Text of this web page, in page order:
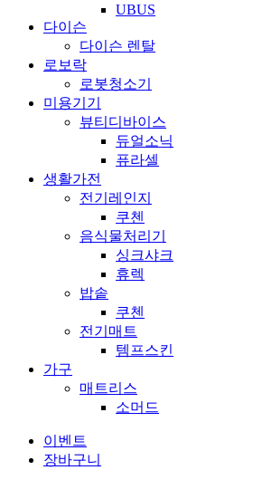
UBUS
다이슨
다이슨 렌탈
로보락
로봇청소기
미용기기
뷰티디바이스
듀얼소닉
퓨라셀
생활가전
전기레인지
쿠첸
음식물처리기
싱크샤크
휴렉
밥솥
쿠첸
전기매트
템프스킨
가구
매트리스
소머드
이벤트
장바구니